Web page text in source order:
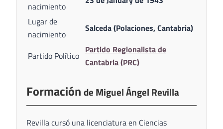
nacimiento
Lugar de
nacimiento
Salceda (Polaciones, Cantabria)
Partido Político
Partido Regionalista de
Cantabria (PRC)
Formación de Miguel Ángel Revilla
Revilla cursó una licenciatura en Ciencias